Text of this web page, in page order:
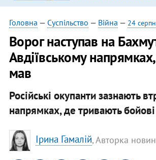
Головна — Суспільство — Війна — 24
​Ворог наступав на
Авдіївському напрямках,
мав
Російські окупанти зазнають
напрямках, де тривають бойові
Ірина Гамалій, Авторка новин